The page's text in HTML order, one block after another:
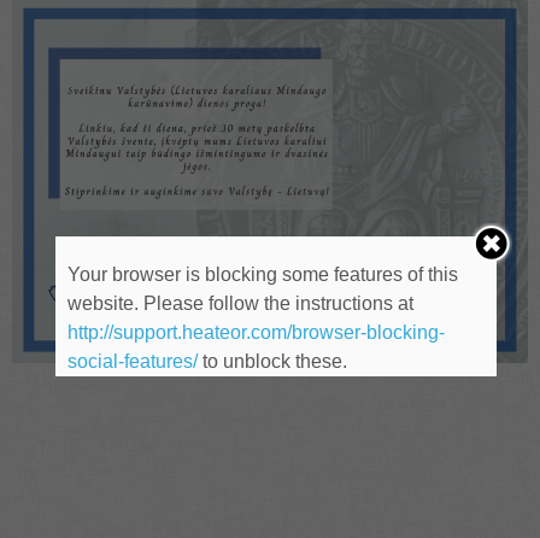
Your browser is blocking some features of this
website. Please follow the instructions at
http://support.heateor.com/browser-blocking-
social-features/to unblock these.